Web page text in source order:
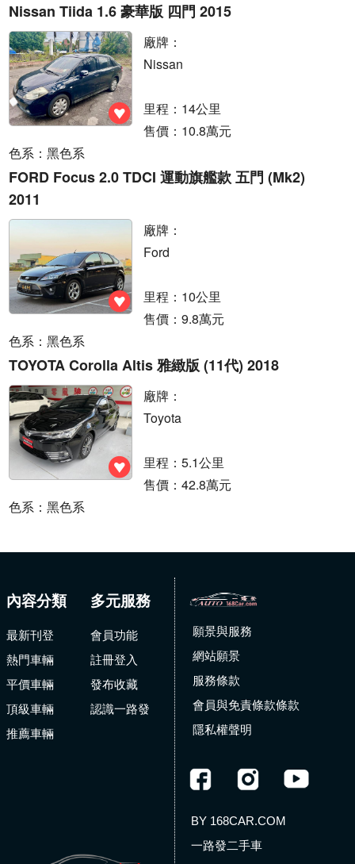
Nissan Tiida 1.6 豪華版 四門 2015
廠牌：
Nissan
里程：14公里
售價：10.8萬元
色系：黑色系
FORD Focus 2.0 TDCI 運動旗艦款 五門 (Mk2)
2011
廠牌：
Ford
里程：10公里
售價：9.8萬元
色系：黑色系
TOYOTA Corolla Altis 雅緻版 (11代) 2018
廠牌：
Toyota
里程：5.1公里
售價：42.8萬元
色系：黑色系
內容分類
最新刊登
熱門車輛
平價車輛
頂級車輛
推薦車輛
多元服務
會員功能
註冊登入
發布收藏
認識一路發
願景與服務
網站願景
服務條款
會員與免責條款條款
隱私權聲明
BY 168CAR.COM
一路發二手車